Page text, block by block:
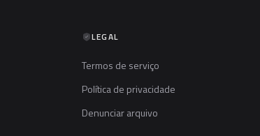
LEGAL
Termos de serviço
Política de privacidade
Denunciar arquivo